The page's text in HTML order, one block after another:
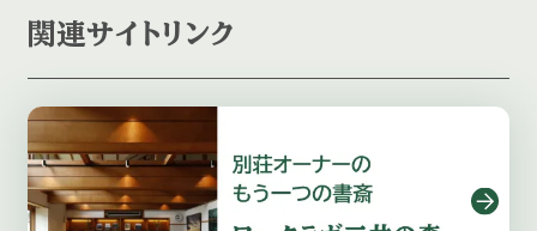
関連サイトリンク